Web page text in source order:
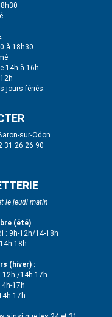
à 18h30
14h à 16h
jours fériés.
sur-Odon
31 26 26 90
le jeudi matin
(été)
: 9h-12h/14-18h
18h
(hiver) :
12h /14h-17h
17h
17h